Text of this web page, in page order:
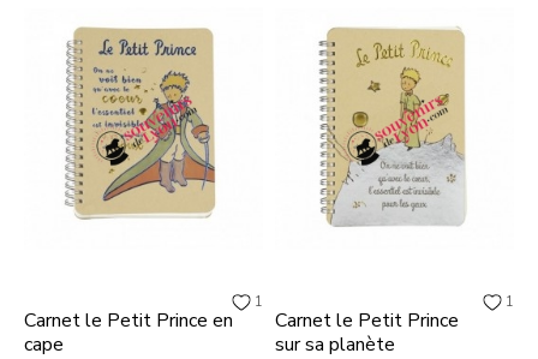
1
Carnet le Petit Prince en
cape
1
Carnet le Petit Prince
sur sa planète